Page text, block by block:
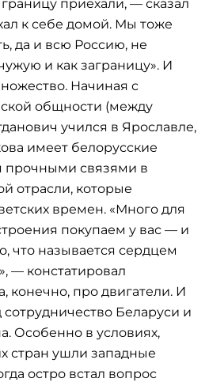
приехали, — сказал
к себе домой. Мы тоже
да и всю Россию, не
и как заграницу». И
Начиная с
общности (между
учился в Ярославле,
имеет белорусские
прочными связями в
отрасли, которые
времен. «Много для
покупаем у вас — и
что называется сердцем
— констатировал
конечно, про двигатели. И
Беларуси и
Особенно в условиях,
стран ушли западные
остро встал вопрос